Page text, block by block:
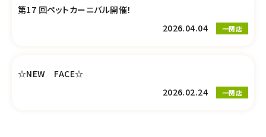
第17 回ペットカーニバル開催！
2026.04.04
一関店
☆NEW FACE☆
2026.02.24
一関店